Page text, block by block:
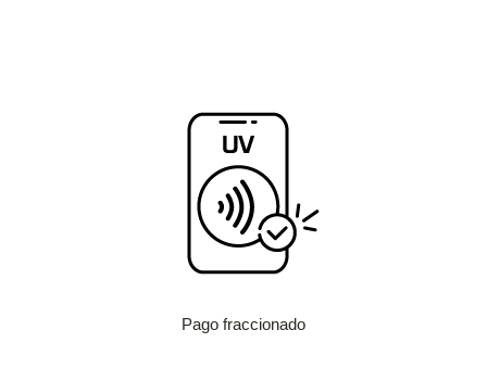
Pago fraccionado